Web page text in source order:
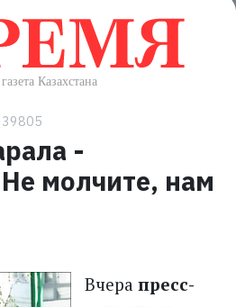
39805
-
молчите, нам
Вчера пресс-